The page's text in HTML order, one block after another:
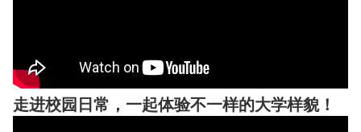
走进校园日常，一起体验不一样的大学样貌！